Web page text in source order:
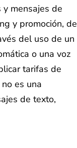
mensajes de
y promoción, de
del uso de un
o una voz
tarifas de
es una
de texto,